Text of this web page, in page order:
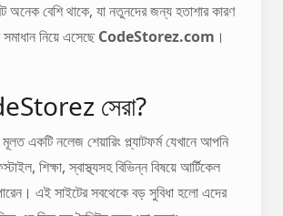
অনেক বেশি থাকে, যা নতুনদের জন্য হতাশার কারণ
নিয়ে এসেছে CodeStorez.com ।
সেরা?
নলেজ শেয়ারিং প্ল্যাটফর্ম যেখানে আপনি
শিক্ষা, স্বাস্থ্যসহ বিভিন্ন বিষয়ে আর্টিকেল
এই সাইটের সবথেকে বড় সুবিধা হলো এদের